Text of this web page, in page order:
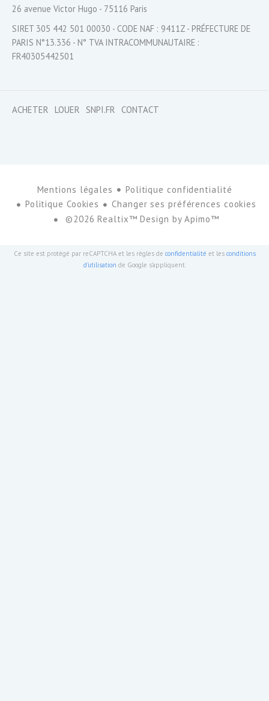
26 avenue Victor Hugo - 75116 Paris
SIRET 305 442 501 00030 - CODE NAF : 9411Z - PRÉFECTURE DE
PARIS N°13.336 - N° TVA INTRACOMMUNAUTAIRE :
FR40305442501
ACHETER LOUER SNPI.FR CONTACT
Mentions légales
Politique confidentialité
Politique Cookies
Changer ses préférences cookies
©2026 Realtix™ Design byApimo™
Ce site est protégé par reCAPTCHA et les règles de confidentialité et les conditions
d'utilisation de Google s'appliquent.